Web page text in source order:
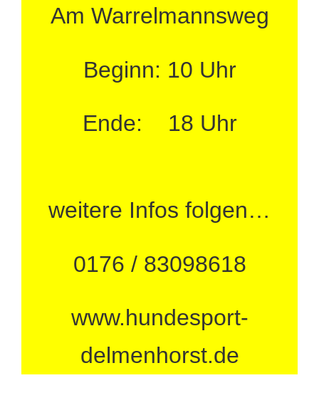
Am Warrelmannsweg
Beginn: 10 Uhr
Ende: 18 Uhr
weitere Infos folgen…
0176 / 83098618
www.hundesport-
delmenhorst.de